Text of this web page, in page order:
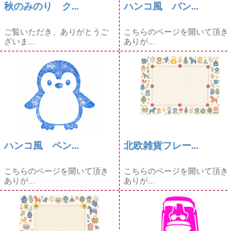
秋のみのり ク...
ご覧いただき、ありがとうご
ざいま...
ハンコ風 パン...
こちらのページを開いて頂き
ありが...
ハンコ風 ペン...
こちらのページを開いて頂き
ありが...
北欧雑貨フレー...
こちらのページを開いて頂き
ありが...